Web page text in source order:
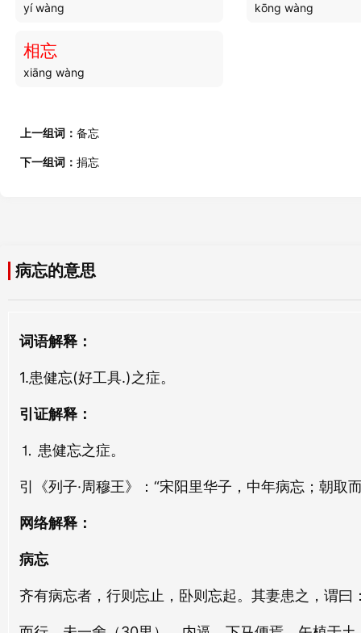
病假 病魇
病眼
bìng chuáng
病势
bìng shì bìng tǐ
病痱
病疾
bìng jí
bìng wēi bìng shè
病弊
bìng bì
病忘 病草
yí wàng kōng wàng
相忘
xiāng wàng
上一组词： 备忘
下一组词： 捐忘
病忘的意思
词语解释：
1.患健忘(好工具.)之症。
引证解释：
⒈ 患健忘之症。
引《列子·周穆王》：“宋阳里华子，中年病忘；朝
网络解释：
病忘
齐有病忘者，行则忘止，卧则忘起。其妻患之，谓